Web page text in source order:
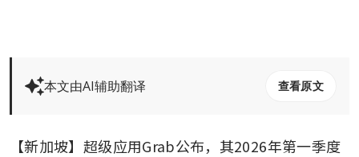
本文由AI辅助翻译 查看原文
【新加坡】超级应用Grab公布，其2026年第一季度